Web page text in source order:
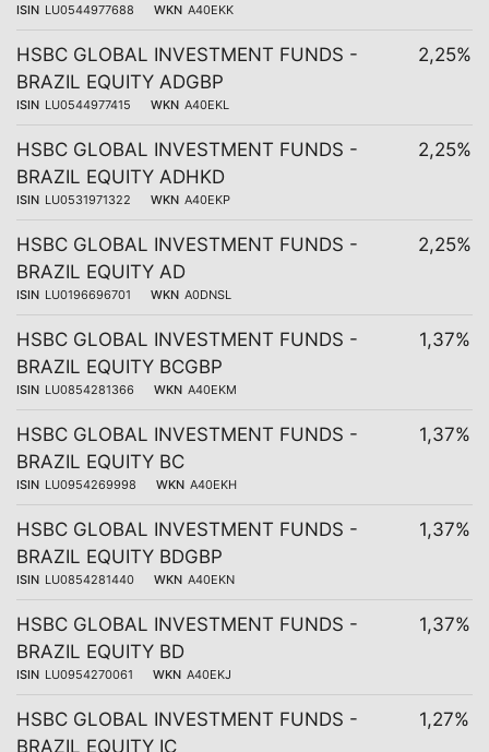
ISIN LU0544977688 WKN A40EKK
HSBC GLOBAL INVESTMENT FUNDS -
BRAZIL EQUITY ADGBP
ISIN LU0544977415 WKN A40EKL
2,25%
HSBC GLOBAL INVESTMENT FUNDS -
BRAZIL EQUITY ADHKD
ISIN LU0531971322 WKN A40EKP
2,25%
HSBC GLOBAL INVESTMENT FUNDS -
BRAZIL EQUITY AD
ISIN LU0196696701 WKN A0DNSL
2,25%
HSBC GLOBAL INVESTMENT FUNDS -
BRAZIL EQUITY BCGBP
ISIN LU0854281366 WKN A40EKM
1,37%
HSBC GLOBAL INVESTMENT FUNDS -
BRAZIL EQUITY BC
ISIN LU0954269998 WKN A40EKH
1,37%
HSBC GLOBAL INVESTMENT FUNDS -
BRAZIL EQUITY BDGBP
ISIN LU0854281440 WKN A40EKN
1,37%
HSBC GLOBAL INVESTMENT FUNDS -
BRAZIL EQUITY BD
ISIN LU0954270061 WKN A40EKJ
1,37%
HSBC GLOBAL INVESTMENT FUNDS -
BRAZIL EQUITY IC
1,27%